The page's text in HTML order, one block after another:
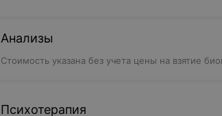
Анализы
Cтоимость указана без учета цены на взятие
Психотерапия